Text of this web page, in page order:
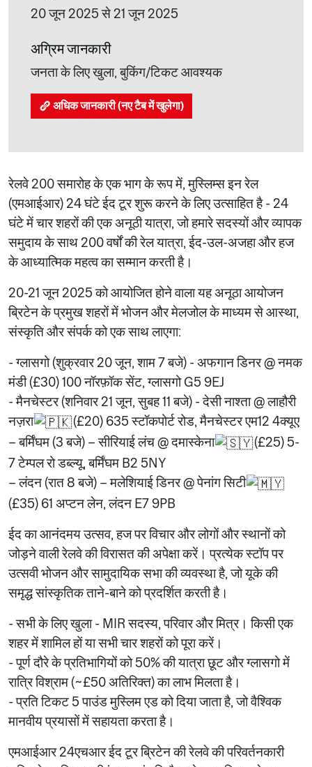
20 जून 2025 से 21 जून 2025
अग्रिम जानकारी
जनता के लिए खुला, बुकिंग/टिकट आवश्यक
अधिक जानकारी (नए टैब में खुलेगा)
रेलवे 200 समारोह के एक भाग के रूप में, मुस्लिम्स इन रेल
(एमआईआर) 24 घंटे ईद टूर शुरू करने के लिए उत्साहित है - 24
घंटे में चार शहरों की एक अनूठी यात्रा, जो हमारे सदस्यों और व्यापक
समुदाय के साथ 200 वर्षों की रेल यात्रा, ईद-उल-अजहा और हज
के आध्यात्मिक महत्व का सम्मान करती है।
20-21 जून 2025 को आयोजित होने वाला यह अनूठा आयोजन
ब्रिटेन के प्रमुख शहरों में भोजन और मेलजोल के माध्यम से आस्था,
संस्कृति और संपर्क को एक साथ लाएगा:
- ग्लासगो (शुक्रवार 20 जून, शाम 7 बजे) - अफगान डिनर @ नमक
मंडी (£30) 100 नॉरफ़ॉक सेंट, ग्लासगो G5 9EJ
- मैनचेस्टर (शनिवार 21 जून, सुबह 11 बजे) - देसी नाश्ता @ लाहौरी
नज़रा
(£20) 635 स्टॉकपोर्ट रोड, मैनचेस्टर एम12 4क्यूए
– बर्मिंघम (3 बजे) – सीरियाई लंच @ दमास्केना
(£25) 5-
7 टेम्पल रो डब्ल्यू, बर्मिंघम B2 5NY
– लंदन (रात 8 बजे) – मलेशियाई डिनर @ पेनांग सिटी
(£35) 61 अप्टन लेन, लंदन E7 9PB
ईद का आनंदमय उत्सव, हज पर विचार और लोगों और स्थानों को
जोड़ने वाली रेलवे की विरासत की अपेक्षा करें। प्रत्येक स्टॉप पर
उत्सवी भोजन और सामुदायिक सभा की व्यवस्था है, जो यूके की
समृद्ध सांस्कृतिक ताने-बाने को प्रदर्शित करती है।
- सभी के लिए खुला - MIR सदस्य, परिवार और मित्र। किसी एक
शहर में शामिल हों या सभी चार शहरों को पूरा करें।
- पूर्ण दौरे के प्रतिभागियों को 50% की यात्रा छूट और ग्लासगो में
रात्रि विश्राम (~£50 अतिरिक्त) का लाभ मिलता है।
- प्रति टिकट 5 पाउंड मुस्लिम एड को दिया जाता है, जो वैश्विक
मानवीय प्रयासों में सहायता करता है।
एमआईआर 24एचआर ईद टूर ब्रिटेन की रेलवे की परिवर्तनकारी